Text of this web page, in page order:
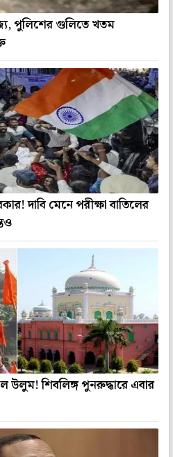
পুলিশের গুলিতে খতম
দাবি মেনে পরীক্ষা বাতিলের
উলুম! শিবলিঙ্গ পুনরুদ্ধারে এবার